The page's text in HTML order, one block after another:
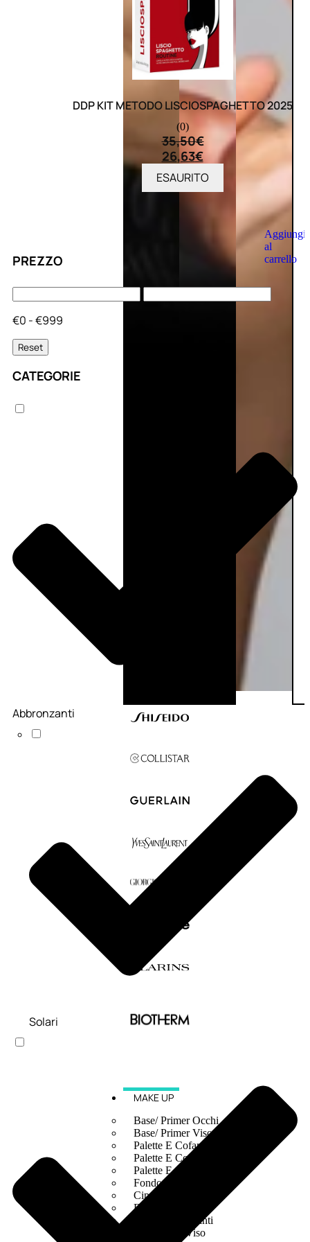
Aggiungi
al
carrello
MAKE UP
Base/ Primer Occhi
Base/ Primer Viso
Palette E Cofanetti Occhi
Palette E Cofanetti Viso
Palette E Cofanetti Labbra
Fondotinta
Cipria
Fard/Blush
Terre Abbronzanti
Illuminante Viso
PREZZO
€0 - €999
Reset
CATEGORIE
Abbronzanti
Solari
DDP KIT METODO LISCIOSPAGHETTO 2025
(0)
35,50€
26,63€
ESAURITO